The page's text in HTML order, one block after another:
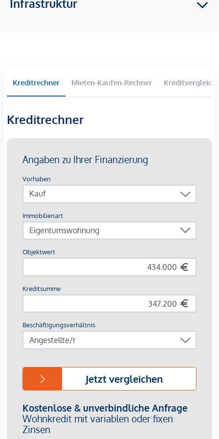
2-4 Zimmer Wohnungen
Die Ausstattung:
Betonkernaktivierung auf Basis von Fernwärme mit
Wärmerückgewinnungskonzept
außenliegender Sonnenschutz mittels elektrisch
bedienbarer Raffstores
3-Scheiben-Verglaste Kunststofffenster mit
Aluminium-Deckschalen
Walk-In-Duschen mit Glastrennwand bzw.
Badewannen, je nach Grundriss
Eichenparkett in den Wohnräumen
Fliesen in Bad, WC und Abstellräumen
Die Lage:
Die Lage überzeugt mit kurzen Wegen und hoher
Alltagstauglichkeit. Für Wege mit dem Fahrrad bietet der
ca. 10 Minuten mit dem Rad erreichbar. Attraktive Geh- und
Radverbindungen machen das Umfeld zusätzlich besonders
Die öffentliche Verkehrsanbindung ist ebenfalls sehr gut:
Über die Straßenbahnlinie 4 bestehen direkte
Hauptbahnhof, Hauptplatz/Congress und Jakominiplatz. Der
Graz Hauptbahnhof ist in rund 5 Minuten, der
Infrastruktur
Kreditrechner Mieten-Kaufen-Rechner Kreditvergleich
Kreditrechner